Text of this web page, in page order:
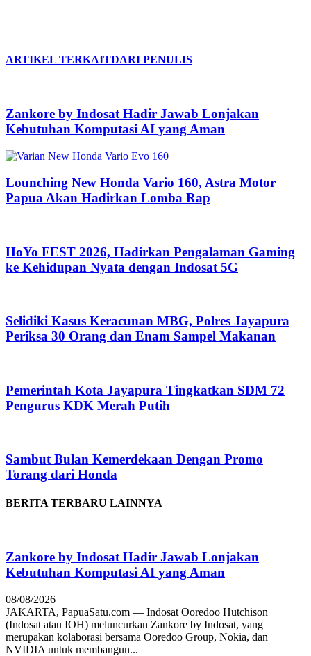
ARTIKEL TERKAITDARI PENULIS
Zankore by Indosat Hadir Jawab Lonjakan
Kebutuhan Komputasi AI yang Aman
Lounching New Honda Vario 160, Astra Motor
Papua Akan Hadirkan Lomba Rap
HoYo FEST 2026, Hadirkan Pengalaman Gaming
ke Kehidupan Nyata dengan Indosat 5G
Selidiki Kasus Keracunan MBG, Polres Jayapura
Periksa 30 Orang dan Enam Sampel Makanan
Pemerintah Kota Jayapura Tingkatkan SDM 72
Pengurus KDK Merah Putih
Sambut Bulan Kemerdekaan Dengan Promo
Torang dari Honda
BERITA TERBARU LAINNYA
Zankore by Indosat Hadir Jawab Lonjakan
Kebutuhan Komputasi AI yang Aman
08/08/2026
JAKARTA, PapuaSatu.com — Indosat Ooredoo Hutchison
(Indosat atau IOH) meluncurkan Zankore by Indosat, yang
merupakan kolaborasi bersama Ooredoo Group, Nokia, dan
NVIDIA untuk membangun...